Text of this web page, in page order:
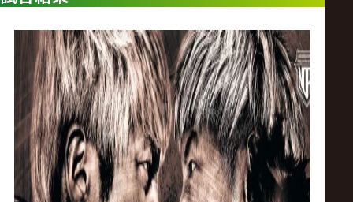
ン
グ・
ノ
ア
公